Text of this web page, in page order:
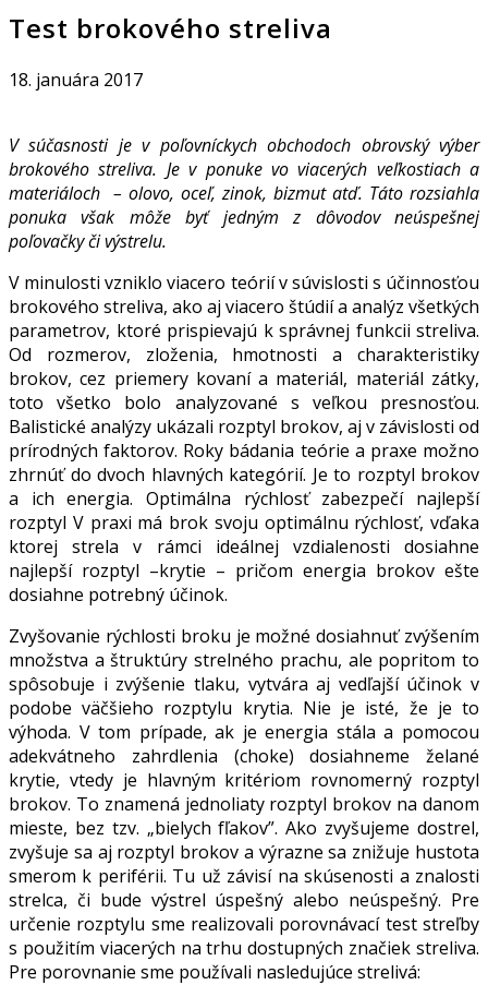
Test brokového streliva
18. januára 2017
V súčasnosti je v poľovníckych obchodoch obrovský výber
brokového streliva. Je v ponuke vo viacerých veľkostiach a
materiáloch – olovo, oceľ, zinok, bizmut atď. Táto rozsiahla
ponuka však môže byť jedným z dôvodov neúspešnej
poľovačky či výstrelu.
V minulosti vzniklo viacero teórií v súvislosti s účinnosťou
brokového streliva, ako aj viacero štúdií a analýz všetkých
parametrov, ktoré prispievajú k správnej funkcii streliva.
Od rozmerov, zloženia, hmotnosti a charakteristiky
brokov, cez priemery kovaní a materiál, materiál zátky,
toto všetko bolo analyzované s veľkou presnosťou.
Balistické analýzy ukázali rozptyl brokov, aj v závislosti od
prírodných faktorov. Roky bádania teórie a praxe možno
zhrnúť do dvoch hlavných kategórií. Je to rozptyl brokov
a ich energia. Optimálna rýchlosť zabezpečí najlepší
rozptyl V praxi má brok svoju optimálnu rýchlosť, vďaka
ktorej strela v rámci ideálnej vzdialenosti dosiahne
najlepší rozptyl –krytie – pričom energia brokov ešte
dosiahne potrebný účinok.
Zvyšovanie rýchlosti broku je možné dosiahnuť zvýšením
množstva a štruktúry strelného prachu, ale popritom to
spôsobuje i zvýšenie tlaku, vytvára aj vedľajší účinok v
podobe väčšieho rozptylu krytia. Nie je isté, že je to
výhoda. V tom prípade, ak je energia stála a pomocou
adekvátneho zahrdlenia (choke) dosiahneme želané
krytie, vtedy je hlavným kritériom rovnomerný rozptyl
brokov. To znamená jednoliaty rozptyl brokov na danom
mieste, bez tzv. „bielych fľakov”. Ako zvyšujeme dostrel,
zvyšuje sa aj rozptyl brokov a výrazne sa znižuje hustota
smerom k periférii. Tu už závisí na skúsenosti a znalosti
strelca, či bude výstrel úspešný alebo neúspešný. Pre
určenie rozptylu sme realizovali porovnávací test streľby
s použitím viacerých na trhu dostupných značiek streliva.
Pre porovnanie sme používali nasledujúce strelivá: